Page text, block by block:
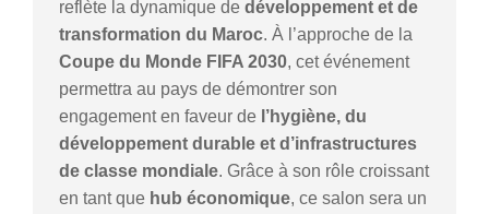
reflète la dynamique de développement et de
transformation du Maroc. À l’approche de la
Coupe du Monde FIFA 2030, cet événement
permettra au pays de démontrer son
engagement en faveur de l’hygiène, du
développement durable et d’infrastructures
de classe mondiale. Grâce à son rôle croissant
en tant que hub économique, ce salon sera un